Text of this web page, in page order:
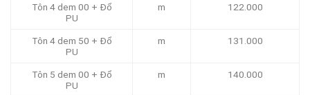
Tôn 4 dem 00 + Đổ
PU
m 122.000
Tôn 4 dem 50 + Đổ
PU
m 131.000
Tôn 5 dem 00 + Đổ
PU
m 140.000